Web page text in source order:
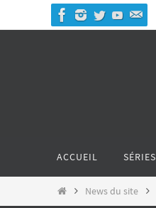
vers
le
ACCUEIL SÉRIES
HomeNews du site